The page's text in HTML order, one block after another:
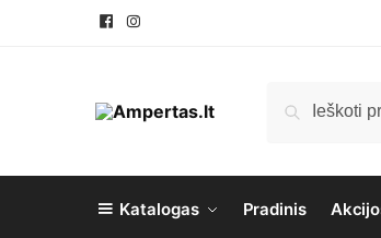
Katalogas Pradinis